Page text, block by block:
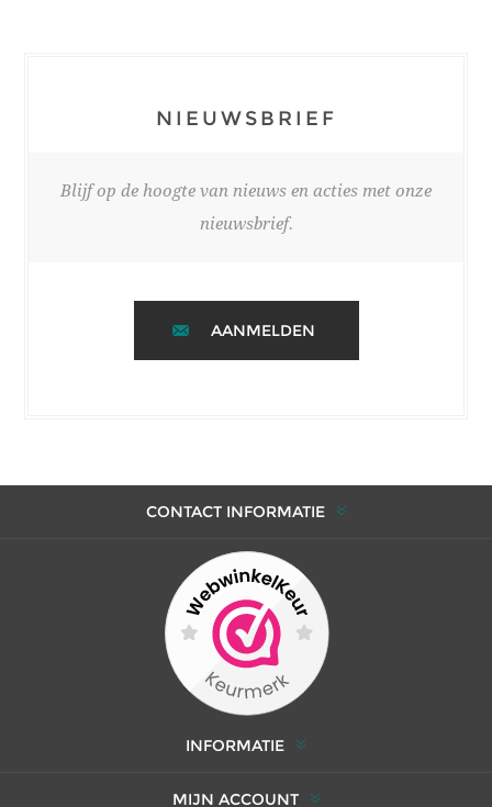
NIEUWSBRIEF
Blijf op de hoogte van nieuws en acties met onze
nieuwsbrief.
AANMELDEN
CONTACT INFORMATIE
INFORMATIE
MIJN ACCOUNT